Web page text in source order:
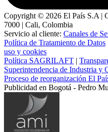
Copyright © 2026 El País S.A |
7000 | Cali, Colombia
Servicio al cliente: Canales de
Política de Tratamiento de Datos
uso y cookies
Política SAGRILAFT |
Superintendencia de Industria y
Proceso de reorganización El
Publicidad en Bogotá - Pedro